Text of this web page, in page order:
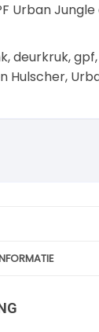
Urban
,deurkruk,gpf
Hulscher,